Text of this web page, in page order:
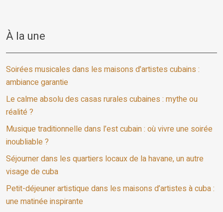
À la une
Soirées musicales dans les maisons d’artistes cubains :
ambiance garantie
Le calme absolu des casas rurales cubaines : mythe ou
réalité ?
Musique traditionnelle dans l’est cubain : où vivre une soirée
inoubliable ?
Séjourner dans les quartiers locaux de la havane, un autre
visage de cuba
Petit-déjeuner artistique dans les maisons d’artistes à cuba :
une matinée inspirante